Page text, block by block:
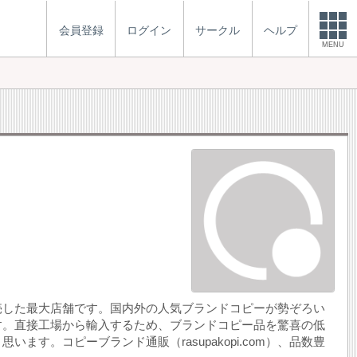
会員登録 ログイン サークル ヘルプ
MENU
た最大店舗です。国内外の人気ブランドコピーが勢ぞろい
直接工場から輸入するため、ブランドコピー品を驚喜の低
います。コピーブランド通販（rasupakopi.com）、品数豊